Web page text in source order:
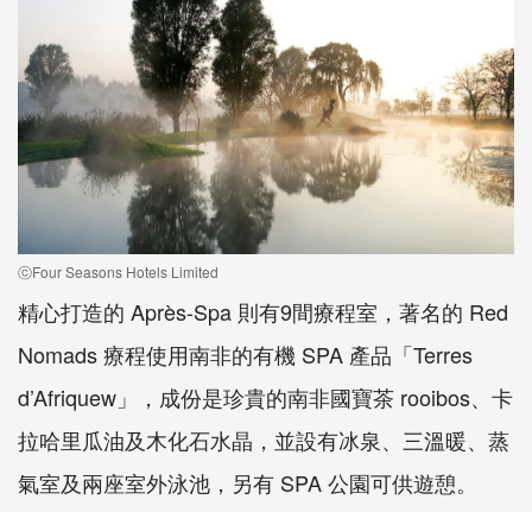
ⓒFour Seasons Hotels Limited
精心打造的 Après-Spa 則有9間療程室，著名的 Red
Nomads 療程使用南非的有機 SPA 產品「Terres
d’Afriquew」，成份是珍貴的南非國寶茶 rooibos、卡
拉哈里瓜油及木化石水晶，並設有冰泉、三溫暖、蒸
氣室及兩座室外泳池，另有 SPA 公園可供遊憩。